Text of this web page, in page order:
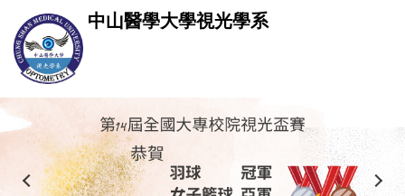
到
主
要
內
中山醫學大學視光學系